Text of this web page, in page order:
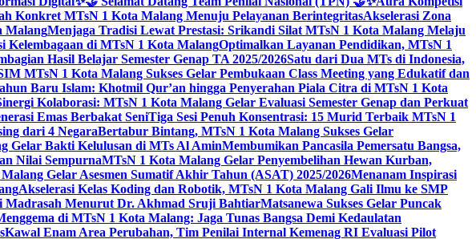
Konkret MTsN 1 Kota Malang Menuju Pelayanan BerintegritasAkselerasi Zona
MalangMenjaga Tradisi Lewat Prestasi: Srikandi Silat MTsN 1 Kota Malang Melaju
Kelembagaan di MTsN 1 Kota MalangOptimalkan Layanan Pendidikan, MTsN 1
Hasil Belajar Semester Genap TA 2025/2026Satu dari Dua MTs di Indonesia,
MTsN 1 Kota Malang Sukses Gelar Pembukaan Class Meeting yang Edukatif dan
Baru Islam: Khotmil Qur’an hingga Penyerahan Piala Citra di MTsN 1 Kota
Kolaborasi: MTsN 1 Kota Malang Gelar Evaluasi Semester Genap dan Perkuat
Emas Berbakat SeniTiga Sesi Penuh Konsentrasi: 15 Murid Terbaik MTsN 1
dari 4 NegaraBertabur Bintang, MTsN 1 Kota Malang Sukses Gelar
Gelar Bakti Kelulusan di MTs Al AminMembumikan Pancasila Pemersatu Bangsa,
Nilai SempurnaMTsN 1 Kota Malang Gelar Penyembelihan Hewan Kurban,
Gelar Asesmen Sumatif Akhir Tahun (ASAT) 2025/2026Menanam Inspirasi
Akselerasi Kelas Koding dan Robotik, MTsN 1 Kota Malang Gali Ilmu ke SMP
Madrasah Menurut Dr. Akhmad Sruji BahtiarMatsanewa Sukses Gelar Puncak
di MTsN 1 Kota Malang: Jaga Tunas Bangsa Demi Kedaulatan
Kawal Enam Area Perubahan, Tim Penilai Internal Kemenag RI Evaluasi Pilot